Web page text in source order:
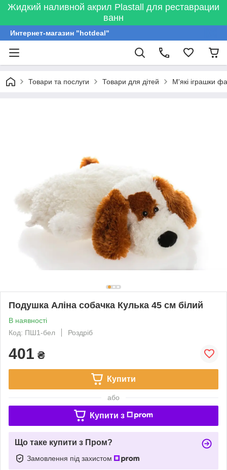
Жидкий наливной акрил Plastall для реставрации
ванн
Интернет-магазин "hotdeal"
Товари та послуги Товари для дітей М'які іграшки
Подушка Аліна собачка Кулька 45 см білий
В наявності
Код: ПШ1-бел
Роздріб
401 ₴
Купити
або
Купити з
Що таке купити з Пром?
Замовлення під захистом